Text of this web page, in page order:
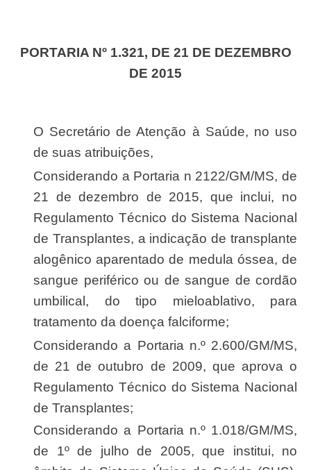
PORTARIA Nº 1.321, DE 21 DE DEZEMBRO
DE 2015
O Secretário de Atenção à Saúde, no uso
de suas atribuições,
Considerando a Portaria n 2122/GM/MS, de
21 de dezembro de 2015, que inclui, no
Regulamento Técnico do Sistema Nacional
de Transplantes, a indicação de transplante
alogênico aparentado de medula óssea, de
sangue periférico ou de sangue de cordão
umbilical, do tipo mieloablativo, para
tratamento da doença falciforme;
Considerando a Portaria n.º 2.600/GM/MS,
de 21 de outubro de 2009, que aprova o
Regulamento Técnico do Sistema Nacional
de Transplantes;
Considerando a Portaria n.º 1.018/GM/MS,
de 1º de julho de 2005, que institui, no